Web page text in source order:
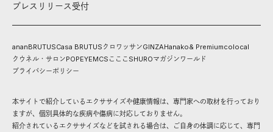
プレスリリース受付
ananBRUTUSCasa BRUTUS クロワッサンGINZAHanako& Premiumcolocal
クウネル・サロンPOPEYEMCS こここ SHUROマガジンワールド
プライバシーポリシー
本サイトで紹介しているエクササイズや健康情報は、専門家への取材を行っており
ますが、個別具体的な疾病や傷病に対応しておりません。
紹介されているエクササイズなどを試される場合は、ご自身の体調に応じて、専門